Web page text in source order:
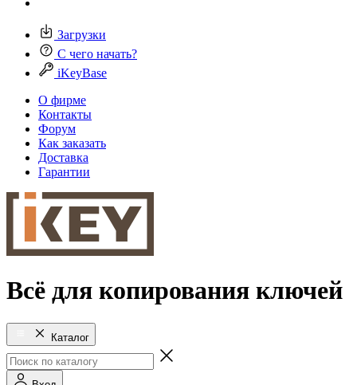
Загрузки
С чего начать?
iKeyBase
О фирме
Контакты
Форум
Как заказать
Доставка
Гарантии
Всё для копирования ключей
Каталог